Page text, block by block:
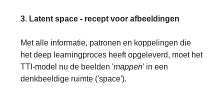
3. Latent space - recept voor afbeeldingen
Met alle informatie, patronen en koppelingen die
het deep learningproces heeft opgeleverd, moet het
TTI-model nu de beelden 'mappen' in een
denkbeeldige ruimte ('space').